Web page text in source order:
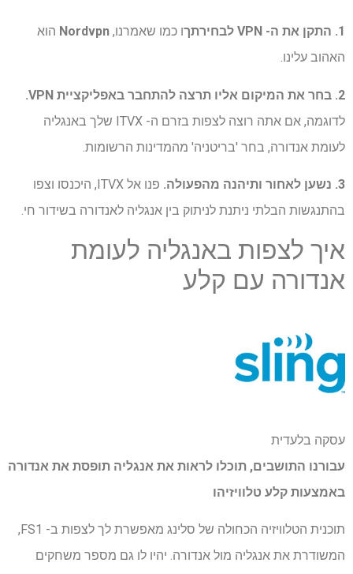
1. התקן את ה- VPN לבחירתך ו כמו שאמרנו, Nordvpn הוא
האהוב עלינו.
2. בחר את המיקום אליו תרצה להתחבר באפליקציית VPN.
לדוגמה, אם אתה רוצה לצפות בזרם ה- ITVX שלך באנגליה
לעומת אנדורה, בחר 'בריטניה' מהמדינות הרשומות.
3. נשען לאחור ותיהנה מהפעולה.
פנו אל ITVX, היכנסו וצפו
בהתנגשות הבלתי ניתנת לניתוק בין אנגליה לאנדורה בשידור חי.
איך לצפות באנגליה לעומת
אנדורה עם קלע
עסקה בלעדית
עבורנו התושבים, תוכלו לראות את אנגליה תופסת את אנדורה
באמצעות קלע טלוויזיהו
תוכנית הטלוויזיה הכחולה של סלינג מאפשרת לך לצפות ב- FS1,
המשודרת את אנגליה מול אנדורה. יהיו לו גם מספר משחקים